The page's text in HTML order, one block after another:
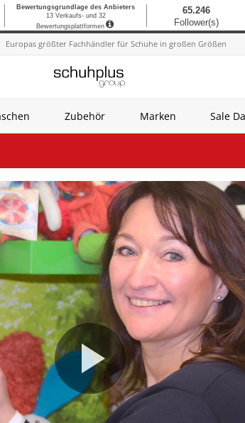
Europas größter Fachhändler für Schuhe in großen Größen
Zubehör Marken Sale
Video